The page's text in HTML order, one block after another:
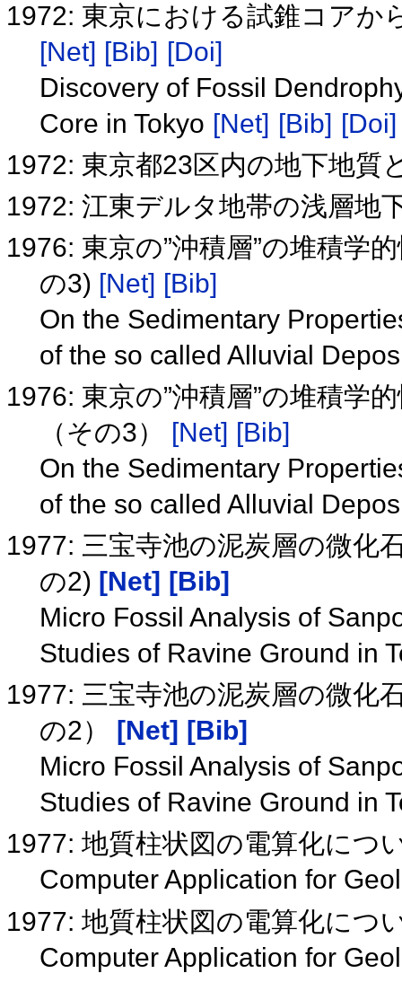
1972: 東京における試錐コアか
[Net] [Bib] [Doi]
Discovery of Fossil
Core in Tokyo [Net] [Bib] [Doi]
1972: 東京都23区内の地下地質
1972: 江東デルタ地帯の浅層地
1976: 東京の”沖積層”の堆積学
の3) [Net] [Bib]
On the Sedimentary
of the so called Alluvial
1976: 東京の”沖積層”の堆積学
（その3）
[Net] [Bib]
On the Sedimentary
of the so called Alluvial
1977: 三宝寺池の泥炭層の微化
の2) [Net] [Bib]
Micro Fossil Analysis of
Studies of Ravine Ground in
1977: 三宝寺池の泥炭層の微化
の2）
[Net] [Bib]
Micro Fossil Analysis of
Studies of Ravine Ground in
1977: 地質柱状図の電算化につ
Computer Application for
1977: 地質柱状図の電算化につ
Computer Application for